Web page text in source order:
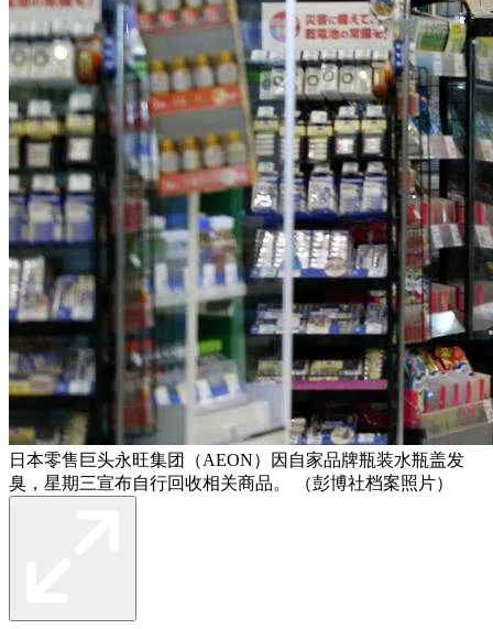
日本零售巨头永旺集团（AEON）因自家品牌瓶装水瓶盖发
臭，星期三宣布自行回收相关商品。 （彭博社档案照片）